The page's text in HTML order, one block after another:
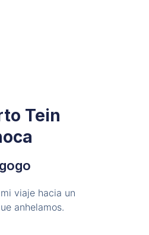
Tein
viaje hacia un
anhelamos.